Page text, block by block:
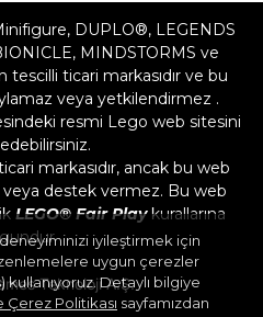
deneyiminizi iyileştirmek için
uygun çerezler
kullanıyoruz. Detaylı bilgiye
Çerez Politikası sayfamızdan
DUPLO®, LEGENDS
MINDSTORMS ve
ticari markasıdır ve bu
veya yetkilendirmez .
resmi Lego web sitesini
markasıdır, ancak bu web
destek vermez. Bu web
LEGO® Fair Playkurallarına
Teknoloji A.Ş.